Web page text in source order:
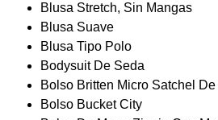
Blusa Stretch, Sin Mangas
Blusa Suave
Blusa Tipo Polo
Bodysuit De Seda
Bolso Britten Micro Satchel
Bolso Bucket City